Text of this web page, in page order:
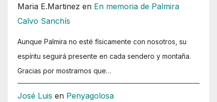
Maria E.Martinez en En memoria de Palmira
Calvo Sanchís
Aunque Palmira no esté físicamente con nosotros, su
espíritu seguirá presente en cada sendero y montaña.
Gracias por mostrarnos que…
José Luis en Penyagolosa